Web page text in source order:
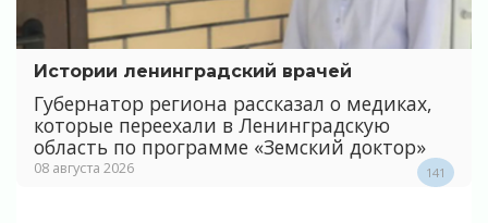
Истории ленинградский врачей
Губернатор региона рассказал о медиках,
которые переехали в Ленинградскую
область по программе «Земский доктор»
08 августа 2026 141